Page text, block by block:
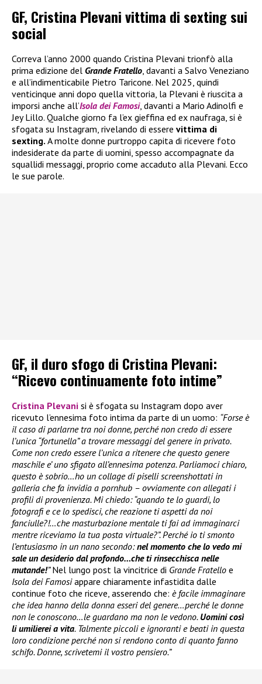
GF, Cristina Plevani vittima di sexting sui
social
Correva l’anno 2000 quando Cristina Plevani trionfò alla
prima edizione del Grande Fratello , davanti a Salvo Veneziano
e all’indimenticabile Pietro Taricone. Nel 2025, quindi
venticinque anni dopo quella vittoria, la Plevani è riuscita a
imporsi anche all’Isola dei Famosi, davanti a Mario Adinolfi e
Jey Lillo. Qualche giorno fa l’ex gieffina ed ex naufraga, si è
sfogata su Instagram, rivelando di essere vittima di
sexting. A molte donne purtroppo capita di ricevere foto
indesiderate da parte di uomini, spesso accompagnate da
squallidi messaggi, proprio come accaduto alla Plevani. Ecco
le sue parole.
GF, il duro sfogo di Cristina Plevani:
“Ricevo continuamente foto intime”
Cristina Plevani si è sfogata su Instagram dopo aver
ricevuto l’ennesima foto intima da parte di un uomo: “Forse è
il caso di parlarne tra noi donne, perché non credo di essere
l’unica “fortunella” a trovare messaggi del genere in privato.
Come non credo essere l’unica a ritenere che questo genere
maschile e’ uno sfigato all’ennesima potenza. Parliamoci chiaro,
questo è sobrio…ho un collage di piselli screenshottati in
galleria che fa invidia a pornhub – ovviamente con allegati i
profili di provenienza. Mi chiedo: “quando te lo guardi, lo
fotografi e ce lo spedisci, che reazione ti aspetti da noi
fanciulle?!…che masturbazione mentale ti fai ad immaginarci
mentre riceviamo la tua posta virtuale?”. Perché io ti smonto
l’entusiasmo in un nano secondo:nel momento che lo vedo mi
sale un desiderio dal profondo…che ti rinsecchisca nelle
mutande!”Nel lungo post la vincitrice di Grande Fratello e
Isola dei Famosiappare chiaramente infastidita dalle
continue foto che riceve, asserendo che: è facile immaginare
che idea hanno della donna esseri del genere…perché le donne
non le conoscono…le guardano ma non le vedono. Uomini così
li umilierei a vita. Talmente piccoli e ignoranti e beati in questa
loro condizione perché non si rendono conto di quanto fanno
schifo. Donne, scrivetemi il vostro pensiero.”